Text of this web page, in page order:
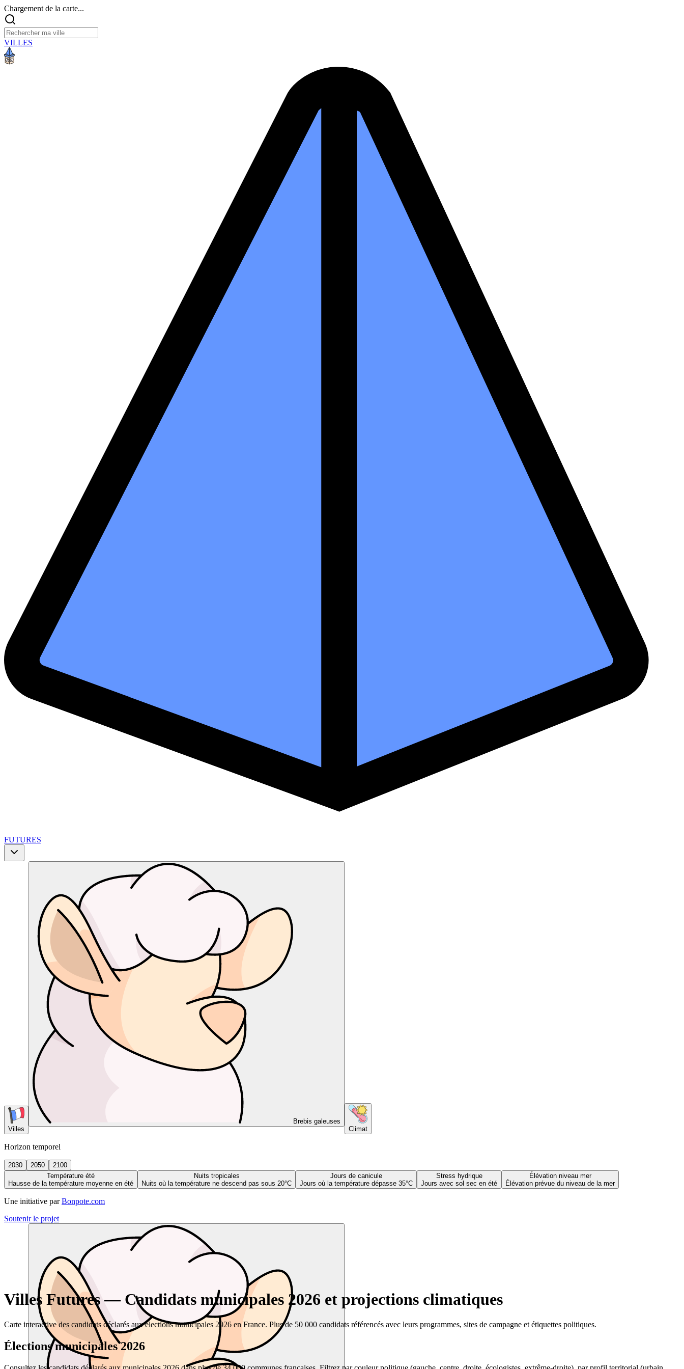
Chargement de la carte...
VILLES
FUTURES
Villes
Brebis galeuses
Climat
Horizon temporel
2030 2050
2100
Température été
Hausse de la température moyenne en été
Nuits tropicales
Nuits où la température ne descend pas sous 20°C
Jours de canicule
Jours où la température dépasse 35°C
Stress hydrique
Jours avec sol sec en été
Élévation niveau mer
Élévation prévue du niveau de la mer
Une initiative par Bonpote.com
Soutenir le projet
Villes Futures — Candidats municipales 2026 et projections climatiques
Carte interactive des candidats déclarés aux élections municipales 2026 en France. Plus de 50 000 candidats référencés avec leurs programmes, sites de campagne et étiquettes politiques.
Élections municipales 2026